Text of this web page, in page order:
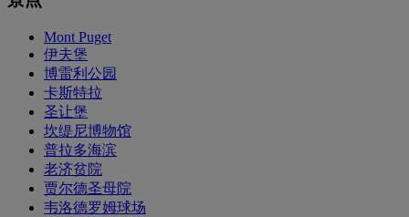
Mont Puget
伊夫堡
博雷利公园
卡斯特拉
圣让堡
坎缇尼博物馆
普拉多海滨
老济贫院
贾尔德圣母院
韦洛德罗姆球场